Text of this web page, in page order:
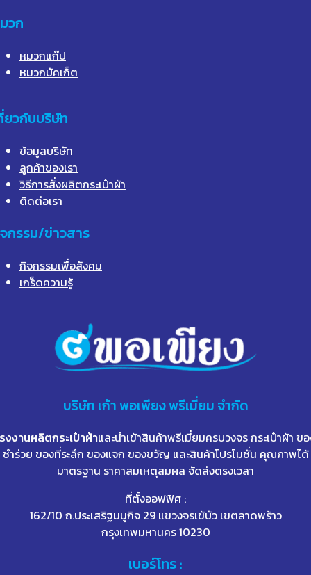
วก
หมวกแก๊ป
หมวกบัคเก็ต
ยวกับบริษัท
ข้อมูลบริษัท
ลูกค้าของเรา
วิธีการสั่งผลิตกระเป๋าผ้า
ติดต่อเรา
กรรม/ข่าวสาร
กิจกรรมเพื่อสังคม
เกร็ดความรู้
บริษัท เก้าพอเพียง พรีเมี่ยม จำกัด
งงานผลิตกระเป๋าผ้าและนำเข้าสินค้าพรีเมี่ยมครบวงจร กระเป๋าผ้า ข
ชำร่วย ของที่ระลึก ของแจก ของขวัญ และสินค้าโปรโมชั่น คุณภาพได้
มาตรฐาน ราคาสมเหตุสมผล จัดส่งตรงเวลา
ที่ตั้งออฟฟิศ :
162/10 ถ.ประเสริฐมนูกิจ 29 แขวงจรเข้บัว เขตลาดพร้าว
กรุงเทพมหานคร 10230
เบอร์โทร :